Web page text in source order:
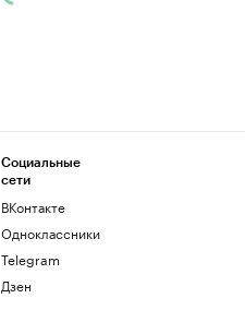
Социальные
сети
ВКонтакте
Одноклассники
Telegram
Дзен